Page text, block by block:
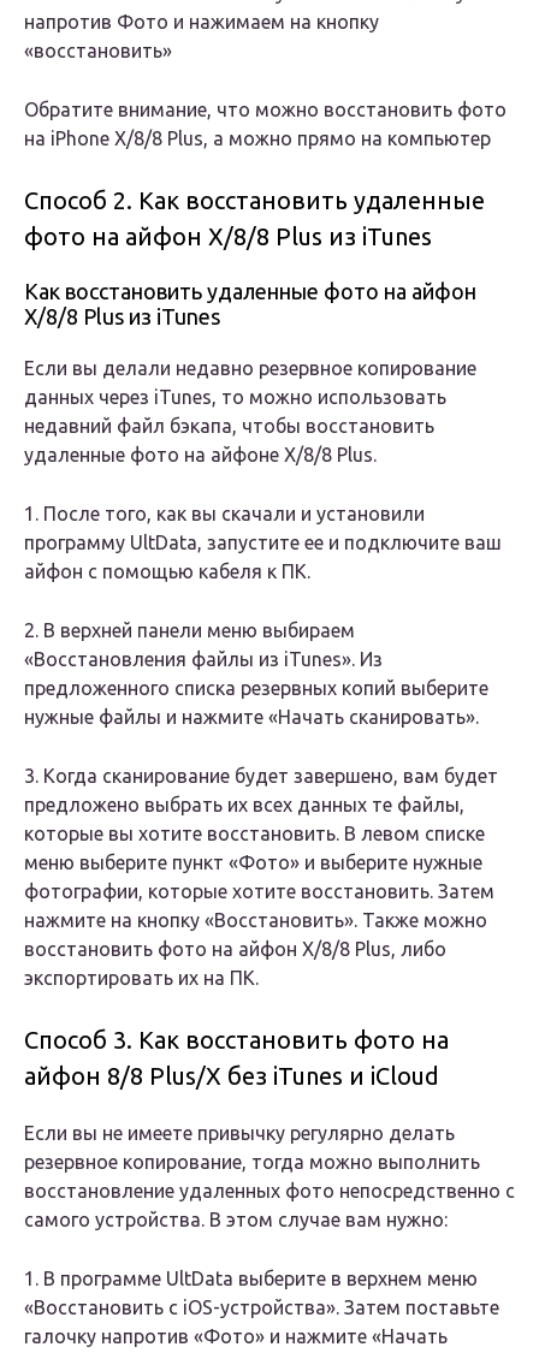
напротив Фото и нажимаем на кнопку
«восстановить»
Обратите внимание, что можно восстановить фото
на iPhone X/8/8 Plus, а можно прямо на компьютер
Способ 2. Как восстановить удаленные
фото на айфон X/8/8 Plus из iTunes
Как восстановить удаленные фото на айфон
X/8/8 Plus из iTunes
Если вы делали недавно резервное копирование
данных через iTunes, то можно использовать
недавний файл бэкапа, чтобы восстановить
удаленные фото на айфоне X/8/8 Plus.
1. После того, как вы скачали и установили
программу UltData, запустите ее и подключите ваш
айфон с помощью кабеля к ПК.
2. В верхней панели меню выбираем
«Восстановления файлы из iTunes». Из
предложенного списка резервных копий выберите
нужные файлы и нажмите «Начать сканировать».
3. Когда сканирование будет завершено, вам будет
предложено выбрать их всех данных те файлы,
которые вы хотите восстановить. В левом списке
меню выберите пункт «Фото» и выберите нужные
фотографии, которые хотите восстановить. Затем
нажмите на кнопку «Восстановить». Также можно
восстановить фото на айфон X/8/8 Plus, либо
экспортировать их на ПК.
Способ 3. Как восстановить фото на
айфон 8/8 Plus/X без iTunes и iCloud
Если вы не имеете привычку регулярно делать
резервное копирование, тогда можно выполнить
восстановление удаленных фото непосредственно с
самого устройства. В этом случае вам нужно:
1. В программе UltData выберите в верхнем меню
«Восстановить с iOS-устройства». Затем поставьте
галочку напротив «Фото» и нажмите «Начать